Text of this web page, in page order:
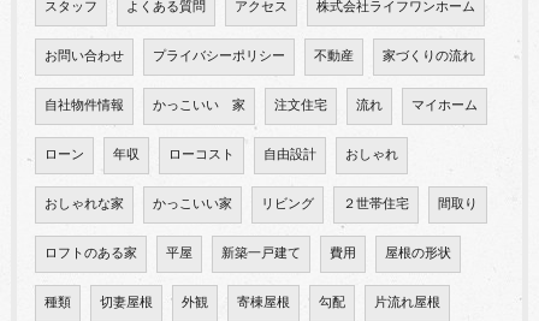
スタッフ よくある質問 アクセス 株式会社ライフワンホーム
お問い合わせ プライバシーポリシー 不動産 家づくりの流れ
自社物件情報 かっこいい 家 注文住宅 流れ マイホーム
ローン 年収 ローコスト 自由設計 おしゃれ
おしゃれな家 かっこいい家 リビング ２世帯住宅 間取り
ロフトのある家 平屋 新築一戸建て 費用 屋根の形状
種類 切妻屋根 外観 寄棟屋根 勾配 片流れ屋根